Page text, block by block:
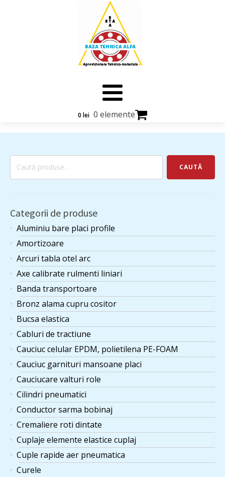
0 lei 0 elemente
Caută
CAUTĂ
Categorii de produse
Aluminiu bare placi profile
Amortizoare
Arcuri tabla otel arc
Axe calibrate rulmenti liniari
Banda transportoare
Bronz alama cupru cositor
Bucsa elastica
Cabluri de tractiune
Cauciuc celular EPDM, polietilena PE-FOAM
Cauciuc garnituri mansoane placi
Cauciucare valturi role
Cilindri pneumatici
Conductor sarma bobinaj
Cremaliere roti dintate
Cuplaje elemente elastice cuplaj
Cuple rapide aer pneumatica
Curele